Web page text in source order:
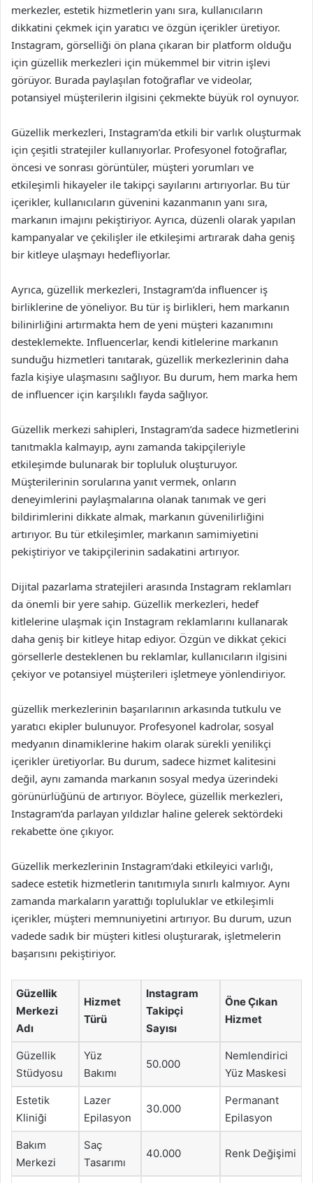
merkezler, estetik hizmetlerin yanı sıra, kullanıcıların
dikkatini çekmek için yaratıcı ve özgün içerikler üretiyor.
Instagram, görselliği ön plana çıkaran bir platform olduğu
için güzellik merkezleri için mükemmel bir vitrin işlevi
görüyor. Burada paylaşılan fotoğraflar ve videolar,
potansiyel müşterilerin ilgisini çekmekte büyük rol oynuyor.
Güzellik merkezleri, Instagram’da etkili bir varlık oluşturmak
için çeşitli stratejiler kullanıyorlar. Profesyonel fotoğraflar,
öncesi ve sonrası görüntüler, müşteri yorumları ve
etkileşimli hikayeler ile takipçi sayılarını artırıyorlar. Bu tür
içerikler, kullanıcıların güvenini kazanmanın yanı sıra,
markanın imajını pekiştiriyor. Ayrıca, düzenli olarak yapılan
kampanyalar ve çekilişler ile etkileşimi artırarak daha geniş
bir kitleye ulaşmayı hedefliyorlar.
Ayrıca, güzellik merkezleri, Instagram’da influencer iş
birliklerine de yöneliyor. Bu tür iş birlikleri, hem markanın
bilinirliğini artırmakta hem de yeni müşteri kazanımını
desteklemekte. Influencerlar, kendi kitlelerine markanın
sunduğu hizmetleri tanıtarak, güzellik merkezlerinin daha
fazla kişiye ulaşmasını sağlıyor. Bu durum, hem marka hem
de influencer için karşılıklı fayda sağlıyor.
Güzellik merkezi sahipleri, Instagram’da sadece hizmetlerini
tanıtmakla kalmayıp, aynı zamanda takipçileriyle
etkileşimde bulunarak bir topluluk oluşturuyor.
Müşterilerinin sorularına yanıt vermek, onların
deneyimlerini paylaşmalarına olanak tanımak ve geri
bildirimlerini dikkate almak, markanın güvenilirliğini
artırıyor. Bu tür etkileşimler, markanın samimiyetini
pekiştiriyor ve takipçilerinin sadakatini artırıyor.
Dijital pazarlama stratejileri arasında Instagram reklamları
da önemli bir yere sahip. Güzellik merkezleri, hedef
kitlelerine ulaşmak için Instagram reklamlarını kullanarak
daha geniş bir kitleye hitap ediyor. Özgün ve dikkat çekici
görsellerle desteklenen bu reklamlar, kullanıcıların ilgisini
çekiyor ve potansiyel müşterileri işletmeye yönlendiriyor.
güzellik merkezlerinin başarılarının arkasında tutkulu ve
yaratıcı ekipler bulunuyor. Profesyonel kadrolar, sosyal
medyanın dinamiklerine hakim olarak sürekli yenilikçi
içerikler üretiyorlar. Bu durum, sadece hizmet kalitesini
değil, aynı zamanda markanın sosyal medya üzerindeki
görünürlüğünü de artırıyor. Böylece, güzellik merkezleri,
Instagram’da parlayan yıldızlar haline gelerek sektördeki
rekabette öne çıkıyor.
Güzellik merkezlerinin Instagram’daki etkileyici varlığı,
sadece estetik hizmetlerin tanıtımıyla sınırlı kalmıyor. Aynı
zamanda markaların yarattığı topluluklar ve etkileşimli
içerikler, müşteri memnuniyetini artırıyor. Bu durum, uzun
vadede sadık bir müşteri kitlesi oluşturarak, işletmelerin
başarısını pekiştiriyor.
Güzellik
Merkezi
Adı
Hizmet
Türü
Instagram
Takipçi
Sayısı
Öne Çıkan
Hizmet
Güzellik
Stüdyosu
Yüz
Bakımı
50.000
Nemlendirici
Yüz Maskesi
Estetik
Kliniği
Lazer
Epilasyon
30.000
Permanant
Epilasyon
Bakım
Merkezi
Saç
Tasarımı
40.000 Renk Değişimi